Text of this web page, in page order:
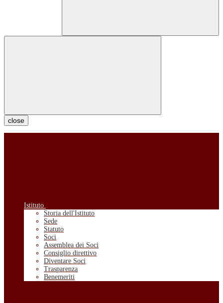
close
Istituto
Storia dell'Istituto
Sede
Statuto
Soci
Assemblea dei Soci
Consiglio direttivo
Diventare Soci
Trasparenza
Benemeriti